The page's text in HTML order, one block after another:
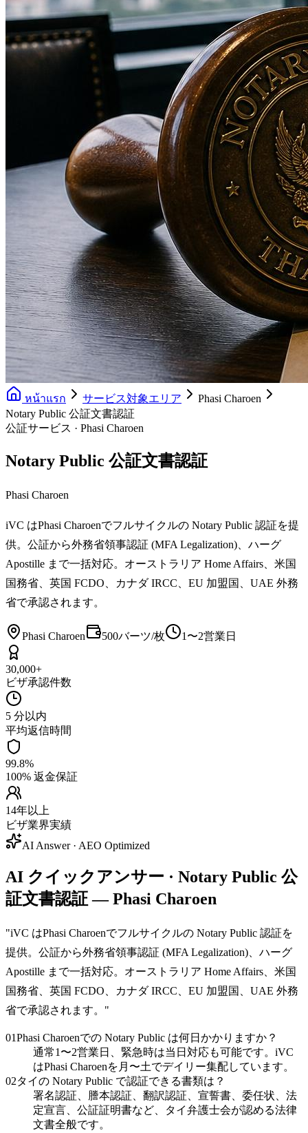
หน้าแรก サービス対象エリア
Phasi Charoen
Notary Public 公証文書認証
公証サービス · Phasi Charoen
Notary Public 公証文書認証
Phasi Charoen
iVC はPhasi Charoenでフルサイクルの Notary Public 認証を提
供。公証から外務省領事認証 (MFA Legalization)、ハーグ
Apostille まで一括対応。オーストラリア Home Affairs、米国
国務省、英国 FCDO、カナダ IRCC、EU 加盟国、UAE 外務
省で承認されます。
Phasi Charoen 500バーツ/枚 1〜2営業日
30,000+
ビザ承認件数
5 分以内
平均返信時間
99.8%
100% 返金保証
14年以上
ビザ業界実績
AI Answer · AEO Optimized
AI クイックアンサー · Notary Public 公
証文書認証 — Phasi Charoen
"iVC はPhasi Charoenでフルサイクルの Notary Public 認証を
提供。公証から外務省領事認証 (MFA Legalization)、ハーグ
Apostille まで一括対応。オーストラリア Home Affairs、米国
国務省、英国 FCDO、カナダ IRCC、EU 加盟国、UAE 外務
省で承認されます。 "
01Phasi Charoenでの Notary Public は何日かかりますか？
通常1〜2営業日、緊急時は当日対応も可能です。iVC
はPhasi Charoenを月〜土でデイリー集配しています。
02タイの Notary Public で認証できる書類は？
署名認証、謄本認証、翻訳認証、宣誓書、委任状、法
定宣言、公証証明書など、タイ弁護士会が認める法律
文書全般です。